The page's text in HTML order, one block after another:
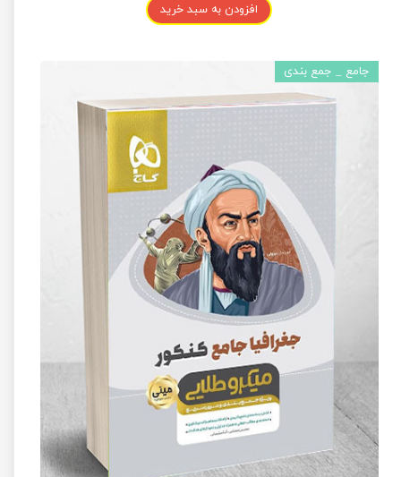
افزودن به سبد خرید
جامع _ جمع بندی